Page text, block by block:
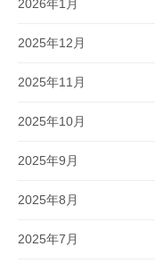
2026年1月
2025年12月
2025年11月
2025年10月
2025年9月
2025年8月
2025年7月